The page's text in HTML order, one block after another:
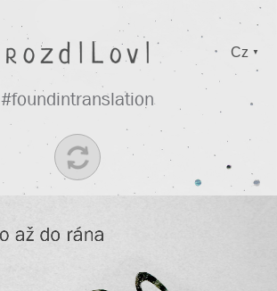
#foundintranslation
Cz ▼